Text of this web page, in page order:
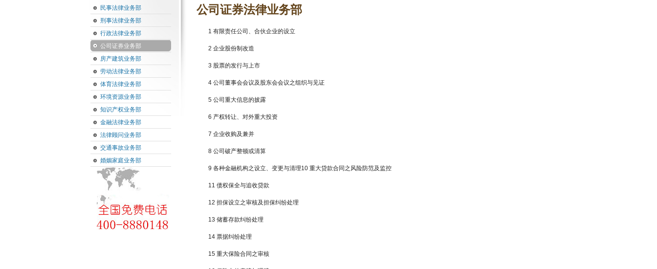
民事法律业务部
刑事法律业务部
行政法律业务部
公司证券业务部
房产建筑业务部
劳动法律业务部
体育法律业务部
环境资源业务部
知识产权业务部
金融法律业务部
法律顾问业务部
交通事故业务部
婚姻家庭业务部
公司证券法律业务部
1 有限责任公司、合伙企业的设立
2 企业股份制改造
3 股票的发行与上市
4 公司董事会会议及股东会会议之组织与见证
5 公司重大信息的披露
6 产权转让、对外重大投资
7 企业收购及兼并
8 公司破产整顿或清算
9 各种金融机构之设立、变更与清理10 重大贷款合同之风险防范及监控
11 债权保全与追收贷款
12 担保设立之审核及担保纠纷处理
13 储蓄存款纠纷处理
14 票据纠纷处理
15 重大保险合同之审核